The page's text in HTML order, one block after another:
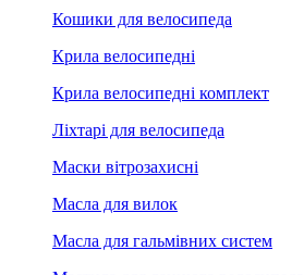
Кошики для велосипеда
Крила велосипедні
Крила велосипедні комплект
Ліхтарі для велосипеда
Маски вітрозахисні
Масла для вилок
Масла для гальмівних систем